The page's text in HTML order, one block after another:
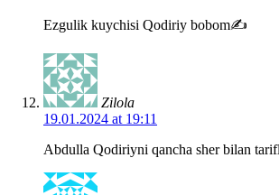
Ezgulik kuychisi Qodiriy bobom✍
Zilola
19.01.2024 at 19:11
Abdulla Qodiriyni qancha sher bilan